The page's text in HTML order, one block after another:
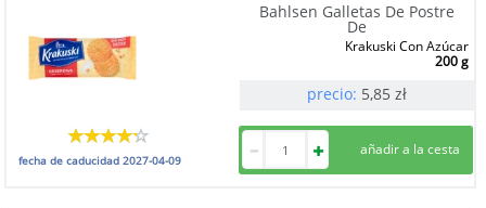
Bahlsen Galletas De Postre
De
Krakuski Con Azúcar
200 g
precio: 5,85 zł
fecha de caducidad2027-04-09